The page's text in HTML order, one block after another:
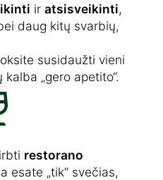
ir atsisveikinti,
daug kitų svarbių,
susidaužti vieni
„gero apetito“.
restorano
esate „tik“ svečias,